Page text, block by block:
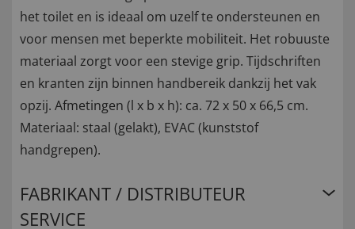
het toilet en is ideaal om uzelf te ondersteunen en
voor mensen met beperkte mobiliteit. Het robuuste
materiaal zorgt voor een stevige grip. Tijdschriften
en kranten zijn binnen handbereik dankzij het vak
opzij. Afmetingen (l x b x h): ca. 72 x 50 x 66,5 cm.
Materiaal: staal (gelakt), EVAC (kunststof
handgrepen).
FABRIKANT / DISTRIBUTEUR
SERVICE